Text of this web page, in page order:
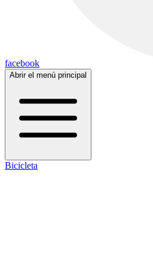
facebook
Abrir el menú principal
Bicicleta